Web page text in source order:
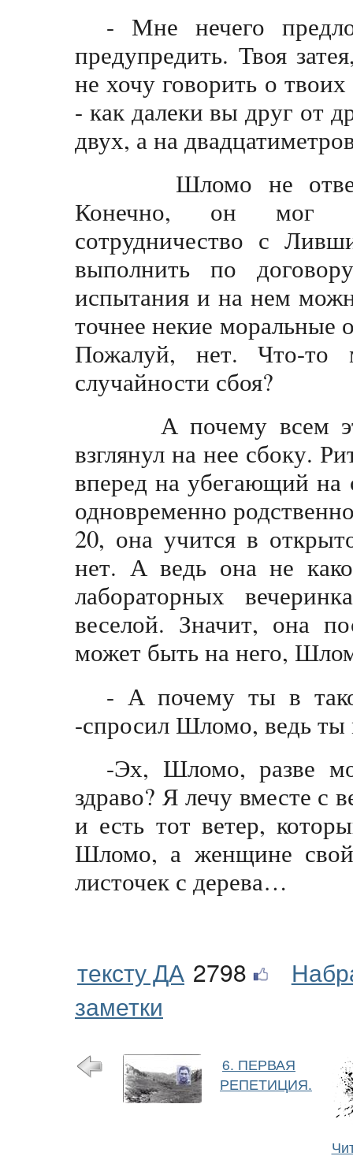
- Мне нечего
предупредить. Твоя
не хочу говорить о
- как далеки вы друг от
двух, а на
Шломо не
Конечно, он мог
сотрудничество с
выполнить по
испытания и на нем
точнее некие моральные
Пожалуй, нет. Что-
случайности сбоя?
А почему всем
взглянул на нее сбоку.
вперед на убегающий на
одновременно
20, она учится в
нет. А ведь она не
лабораторных
веселой. Значит, она
может быть на него,
- А почему ты в
-спросил Шломо, ведь ты
-Эх, Шломо, разве
здраво? Я лечу вместе с
и есть тот ветер,
Шломо, а женщине
листочек с дерева…
тексту ДА 2798
заметки
6. ПЕРВАЯ
РЕПЕТИЦИЯ.